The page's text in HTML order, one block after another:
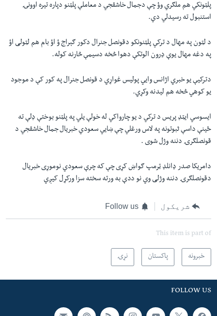
پلټونکي هم ملګري وؤ چې دجمال خاشقجي د معاملې پلټنو دپاره تیره اوونۍ
استنبول ته رسیدلي دي.
د لټون په مهال د ترکي پلټنونکو دقونصل جنرال دکور ګېراج ؤ اؤ بام هم لټولی اؤ
په دغه مهال یوې ډرون الوتکې دهوا څخه دسیمې څارنه کوله.
دترکیې یو خبري اژانس وایي پولیس غواړي د قونصل جنرال په کور کې د موجود
یو کوهي څخه هم لیدنه وکړي.
ایسوسي ایټډ پریس د ترکي د یو چارواکي له خولې یلي په پلټنو بوختې ډلې ته
ځینې داسې ثبوتونه په لاس ورغلي چې ښایي سعودي خبریال جمال خاشقجي د
قونصلګرۍ دننه وژل شوی .
دامریکا صدر ډانلډ ټرمپ ګواښ کړی چې که چرې سعودي نوموړی خبریال
دقونصلګرۍ دننه وژلی وي نو ددې به ورته سخته سزا ورکړل کیږي
شریکول Follow us
This item is part of
خبرونه پاکستان نړۍ
FOLLOW US